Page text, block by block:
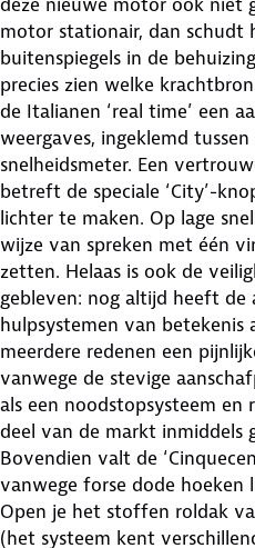
motor stationair, dan schudt
buitenspiegels in de
precies zien welke
de Italianen ‘real time’ een
weergaves, ingeklemd
snelheidsmeter. Een
betreft de speciale ‘City’-
lichter te maken. Op lage
wijze van spreken met één
zetten. Helaas is ook de
gebleven: nog altijd heeft de
hulpsystemen van betekenis
meerdere redenen een
vanwege de stevige
als een noodstopsysteem
deel van de markt inmiddels
Bovendien valt de
vanwege forse dode hoeken
Open je het stoffen roldak
(het systeem kent